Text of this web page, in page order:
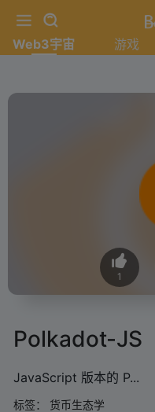
Web3宇宙 游戏
1
Polkadot-JS
JavaScript 版本的 P...
标签： 货币生态学